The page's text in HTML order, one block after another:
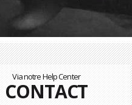
Via notre Help Center
CONTACT